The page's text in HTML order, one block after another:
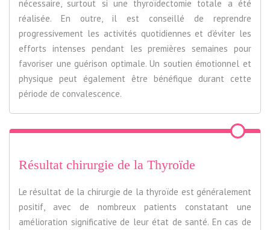
nécessaire, surtout si une thyroïdectomie totale a été
réalisée. En outre, il est conseillé de reprendre
progressivement les activités quotidiennes et d’éviter les
efforts intenses pendant les premières semaines pour
favoriser une guérison optimale. Un soutien émotionnel et
physique peut également être bénéfique durant cette
période de convalescence.
Résultat chirurgie de la Thyroïde
Le résultat de la chirurgie de la thyroïde est généralement
positif, avec de nombreux patients constatant une
amélioration significative de leur état de santé. En cas de